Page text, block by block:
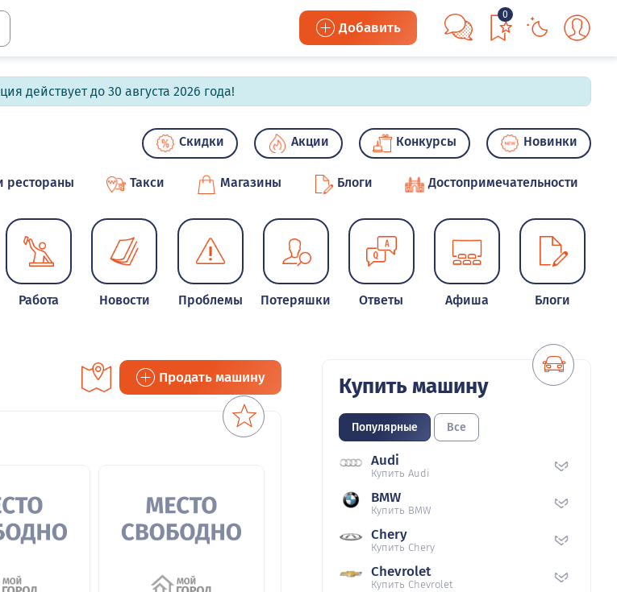
Добавить
0
действует до 30 августа 2026 года!
Скидки Акции Конкурсы Новинки
рестораны Такси Магазины Блоги Достопримечательности
Работа Новости Проблемы Потеряшки Ответы Афиша Блоги
Продать машину Купить машину
Популярные Все
Audi
Купить Audi
BMW
Купить BMW
Chery
Купить Chery
Chevrolet
Купить Chevrolet